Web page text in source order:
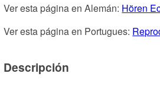
Ver esta página en Alemán: Hören
Ver esta página en Portugues:
Descripción